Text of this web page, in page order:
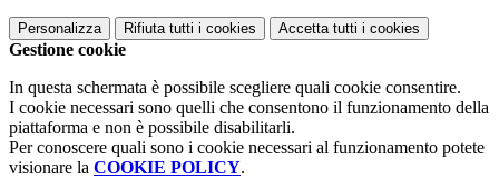
Personalizza Rifiuta tutti i cookies Accetta tutti i cookies
Gestione cookie
In questa schermata è possibile scegliere quali cookie consentire.
I cookie necessari sono quelli che consentono il funzionamento della
piattaforma e non è possibile disabilitarli.
Per conoscere quali sono i cookie necessari al funzionamento potete
visionare la COOKIE POLICY.